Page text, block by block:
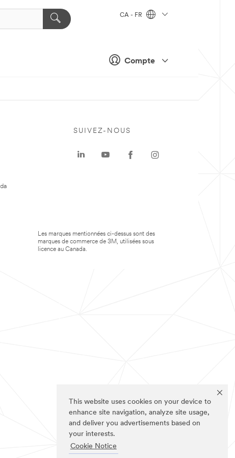
This website uses cookies on your device to
enhance site navigation, analyze site usage,
and deliver you advertisements based on
your interests.
Cookie Notice
Compte
CA - FR
SUIVEZ-NOUS
Les marques mentionnées ci-dessus sont des
marques de commerce de 3M, utilisées sous
licence au Canada.